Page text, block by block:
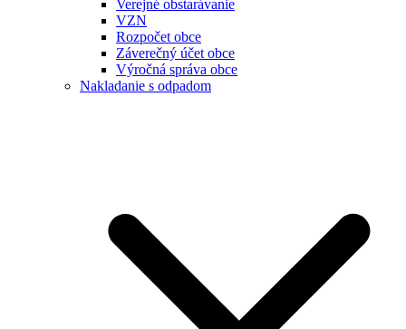
Verejné obstarávanie
VZN
Rozpočet obce
Záverečný účet obce
Výročná správa obce
Nakladanie s odpadom